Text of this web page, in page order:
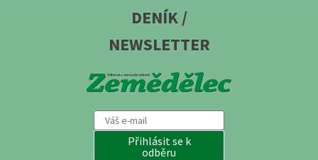
DENÍK /
NEWSLETTER
Přihlásit se k
odběru